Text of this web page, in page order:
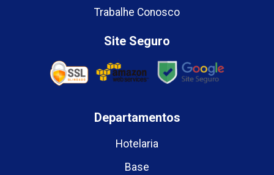
Trabalhe Conosco
Site Seguro
Departamentos
Hotelaria
Base